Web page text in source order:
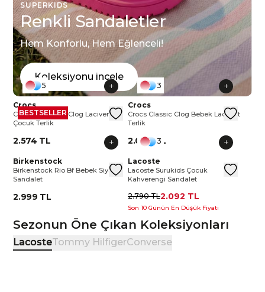
SUPERKIDS
Renkli Sandaletler
Hem Konforlu, Hem Eğlenceli!
Koleksiyonu incele
Crocs Crocband Clog Lacivert Çocuk Terlik
BESTSELLER
5
Crocs
Crocs Crocband Clog Lacivert
Çocuk Terlik
2.574 TL
Crocs Classic Clog Bebek
3
Crocs
Crocs Classic Clog Bebek Lacivert
Terlik
2.034 TL
Birkenstock Rio Bf Bebek Siyah Sandalet
Birkenstock
Birkenstock Rio Bf Bebek Siyah
Sandalet
2.999 TL
Lacoste Surukids Çocuk
3
Lacoste
Lacoste Surukids Çocuk
Kahverengi Sandalet
2.790 TL2.092 TL
Son 10 Günün En Düşük Fiyatı
Sezonun Öne Çıkan Koleksiyonları
LacosteTommy HilfigerConverse